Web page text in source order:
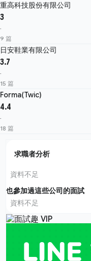
重高科技股份有限公司
3
·
9 篇
日安鞋業有限公司
3.7
·
15 篇
Forma(Twic)
4.4
·
18 篇
求職者分析
資料不足
也參加過這些公司的面試
資料不足